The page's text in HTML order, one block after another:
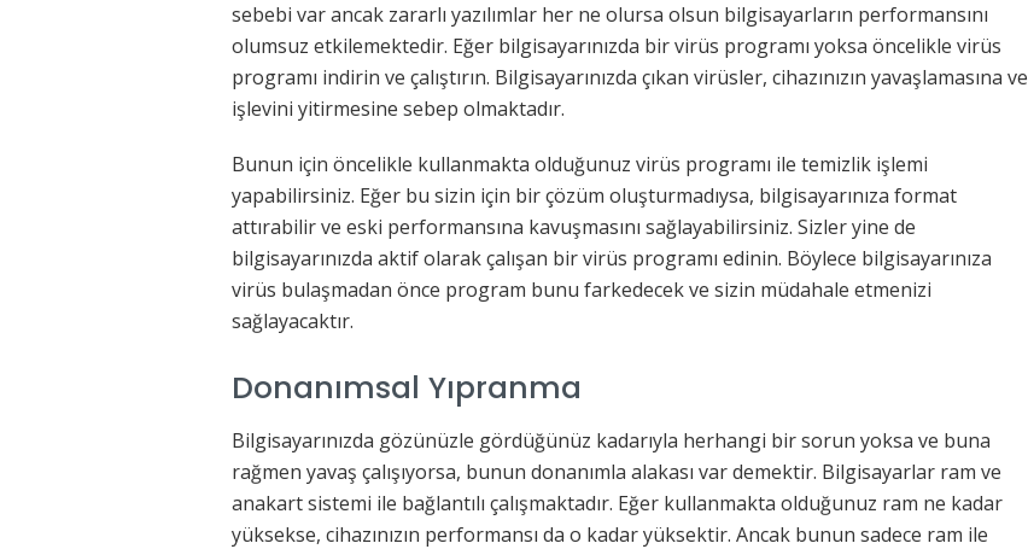
sebebi var ancak zararlı yazılımlar her ne olursa olsun bilgisayarların performansını
olumsuz etkilemektedir. Eğer bilgisayarınızda bir virüs programı yoksa öncelikle virüs
programı indirin ve çalıştırın. Bilgisayarınızda çıkan virüsler, cihazınızın yavaşlamasına ve
işlevini yitirmesine sebep olmaktadır.
Bunun için öncelikle kullanmakta olduğunuz virüs programı ile temizlik işlemi
yapabilirsiniz. Eğer bu sizin için bir çözüm oluşturmadıysa, bilgisayarınıza format
attırabilir ve eski performansına kavuşmasını sağlayabilirsiniz. Sizler yine de
bilgisayarınızda aktif olarak çalışan bir virüs programı edinin. Böylece bilgisayarınıza
virüs bulaşmadan önce program bunu farkedecek ve sizin müdahale etmenizi
sağlayacaktır.
Donanımsal Yıpranma
Bilgisayarınızda gözünüzle gördüğünüz kadarıyla herhangi bir sorun yoksa ve buna
rağmen yavaş çalışıyorsa, bunun donanımla alakası var demektir. Bilgisayarlar ram ve
anakart sistemi ile bağlantılı çalışmaktadır. Eğer kullanmakta olduğunuz ram ne kadar
yüksekse, cihazınızın performansı da o kadar yüksektir. Ancak bunun sadece ram ile